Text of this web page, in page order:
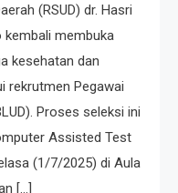
(RSUD) dr. Hasri
kembali membuka
kesehatan dan
rekrutmen Pegawai
Proses seleksi ini
Assisted Test
(1/7/2025) di Aula
[…]